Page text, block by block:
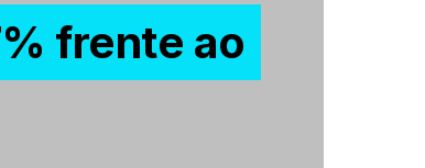
frente ao